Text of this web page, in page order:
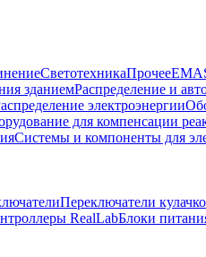
СветотехникаПрочее
зданиемРаспределение и
электроэнергии
для компенсации
Системы и компоненты для
Переключатели
RealLabБлоки